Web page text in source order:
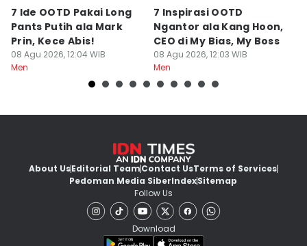
7 Ide OOTD Pakai Long
Pants Putih ala Mark
Prin, Kece Abis!
08 Agu 2026, 12:04 WIB
Men
7 Inspirasi OOTD
Ngantor ala Kang Hoon,
CEO di My Bias, My Boss
08 Agu 2026, 12:03 WIB
Men
About UsEditorial TeamContact UsTerms of Services
Pedoman Media SiberIndexSitemap
Follow Us
Download